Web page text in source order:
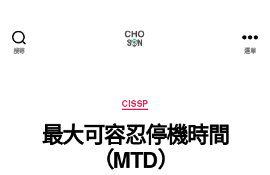
搜尋
大
小
事
選單
分
類
CISSP
最大可容忍停機時間
（MTD）